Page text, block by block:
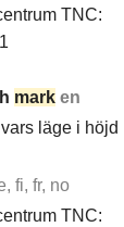
TNC:
mark en
läge i höjd
fi, fr, no
TNC: